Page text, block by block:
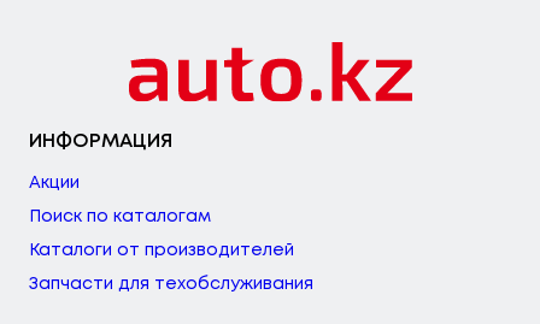
ИНФОРМАЦИЯ
Акции
Поиск по каталогам
Каталоги от производителей
Запчасти для техобслуживания